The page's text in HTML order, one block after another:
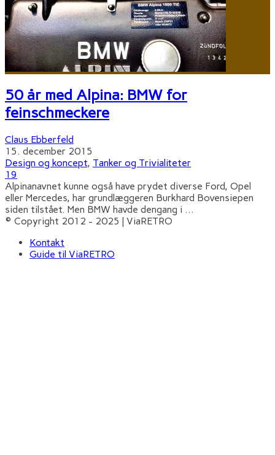
50 år med Alpina: BMW for
feinschmeckere
Claus Ebberfeld
15. december 2015
Design og koncept, Tanker og Trivialiteter
19
Alpinanavnet kunne også have prydet diverse Ford, Opel
eller Mercedes, har grundlæggeren Burkhard Bovensiepen
siden tilstået. Men BMW havde dengang i ...
© Copyright 2012 - 2025 | ViaRETRO
Kontakt
Guide til ViaRETRO